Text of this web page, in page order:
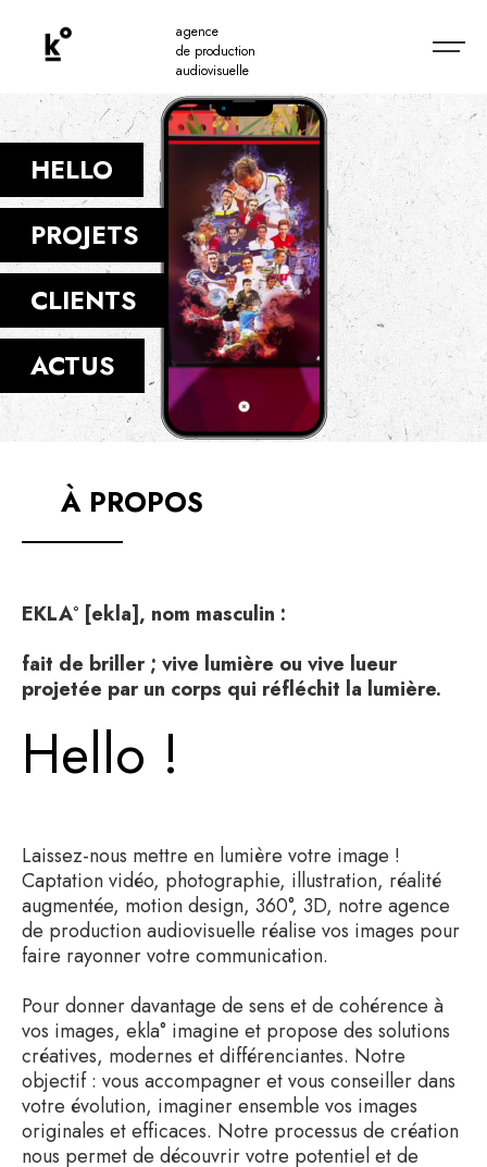
agence
de production
audiovisuelle
HELLO
PROJETS
CLIENTS
ACTUS
À PROPOS
EKLA° [ekla], nom masculin :
fait de briller ; vive lumière ou vive lueur
projetée par un corps qui réfléchit la lumière.
Hello !
Laissez-nous mettre en lumière votre image !
Captation vidéo, photographie, illustration, réalité
augmentée, motion design, 360°, 3D, notre agence
de production audiovisuelle réalise vos images pour
faire rayonner votre communication.
Pour donner davantage de sens et de cohérence à
vos images, ekla° imagine et propose des solutions
créatives, modernes et différenciantes. Notre
objectif : vous accompagner et vous conseiller dans
votre évolution, imaginer ensemble vos images
originales et efficaces. Notre processus de création
nous permet de découvrir votre potentiel et de